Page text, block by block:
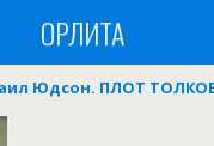
ОРЛИТА
Юдсон. ПЛОТ